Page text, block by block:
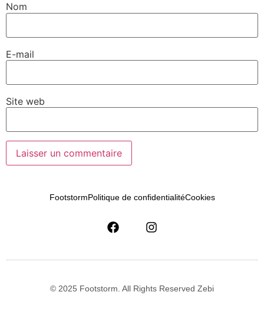
Nom
E-mail
Site web
FootstormPolitique de confidentialitéCookies
© 2025 Footstorm. All Rights Reserved Zebi